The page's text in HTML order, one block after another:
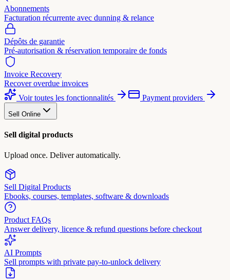
Abonnements
Facturation récurrente avec dunning & relance
Dépôts de garantie
Pré-autorisation & réservation temporaire de fonds
Invoice Recovery
Recover overdue invoices
Voir toutes les fonctionnalités
Payment providers
Sell Online
Sell digital products
Upload once. Deliver automatically.
Sell Digital Products
Ebooks, courses, templates, software & downloads
Product FAQs
Answer delivery, licence & refund questions before checkout
AI Prompts
Sell prompts with private pay-to-unlock delivery